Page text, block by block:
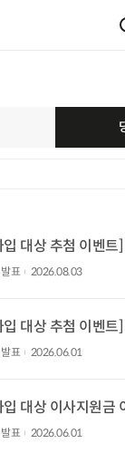
대상 추첨 이벤트
발표 2026.08.03
대상 추첨 이벤트
발표 2026.06.01
대상 이사지원금
발표 2026.06.01